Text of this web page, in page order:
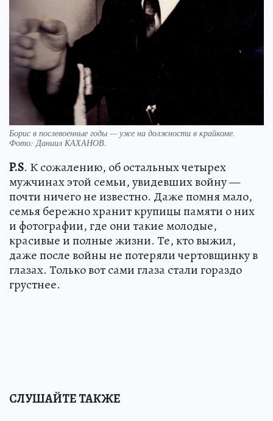
Борис в послевоенные годы — уже на должности в крайкоме.
Фото:Даниил КАХАНОВ.
P.S. К сожалению, об остальных четырех
мужчинах этой семьи, увидевших войну —
почти ничего не известно. Даже помня мало,
семья бережно хранит крупицы памяти о них
и фотографии, где они такие молодые,
красивые и полные жизни. Те, кто выжил,
даже после войны не потеряли чертовщинку в
глазах. Только вот сами глаза стали гораздо
грустнее.
СЛУШАЙТЕ ТАКЖЕ